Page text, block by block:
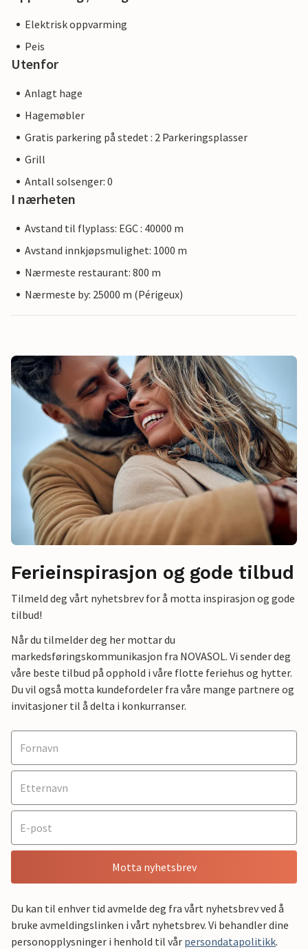
Elektrisk oppvarming
Peis
Utenfor
Anlagt hage
Hagemøbler
Gratis parkering på stedet : 2 Parkeringsplasser
Grill
Antall solsenger: 0
I nærheten
Avstand til flyplass: EGC : 40000 m
Avstand innkjøpsmulighet: 1000 m
Nærmeste restaurant: 800 m
Nærmeste by: 25000 m (Périgeux)
Ferieinspirasjon og gode tilbud
Tilmeld deg vårt nyhetsbrev for å motta inspirasjon og gode
tilbud!
Når du tilmelder deg her mottar du
markedsføringskommunikasjon fra NOVASOL. Vi sender deg
våre beste tilbud på opphold i våre flotte feriehus og hytter.
Du vil også motta kundefordeler fra våre mange partnere og
invitasjoner til å delta i konkurranser.
Motta nyhetsbrev
Du kan til enhver tid avmelde deg fra vårt nyhetsbrev ved å
bruke avmeldingslinken i vårt nyhetsbrev. Vi behandler dine
personopplysninger i henhold til vår persondatapolitikk.